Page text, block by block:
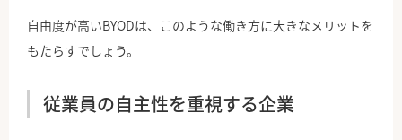
自由度が高いBYODは、このような働き方に大きなメリットを
もたらすでしょう。
従業員の自主性を重視する企業